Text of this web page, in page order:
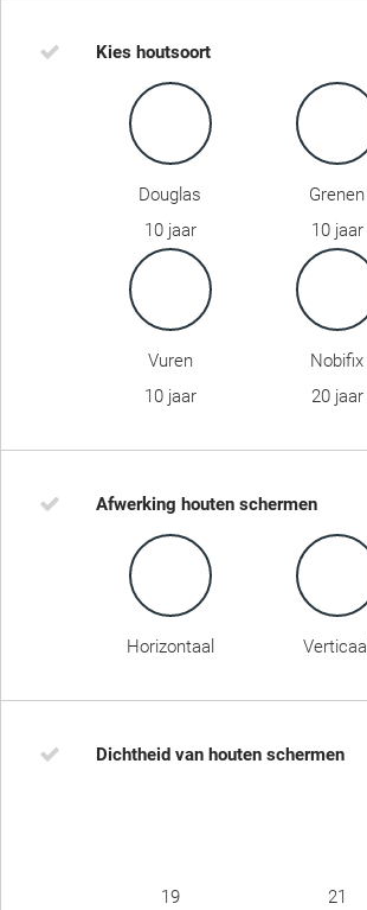
Kies houtsoort
Douglas
10 jaar
Grenen
10 jaar
Vuren
10 jaar
Nobifix
20 jaar
Afwerking houten schermen
Horizontaal Verticaal
Dichtheid van houten schermen
19 21